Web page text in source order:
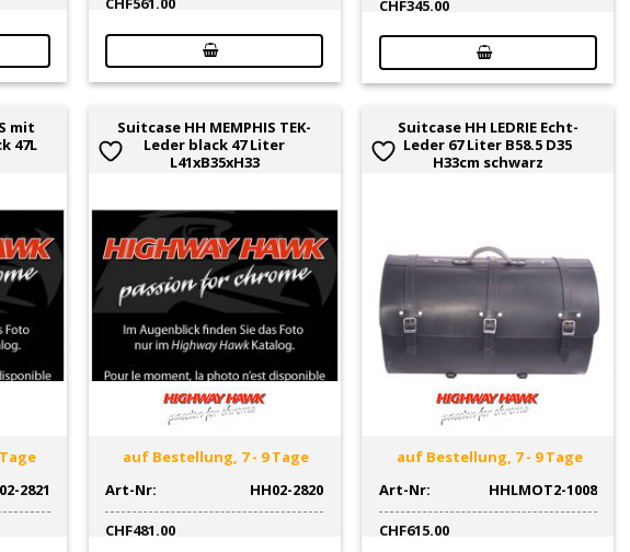
CHF345.00
mit
47L
2821
Suitcase HH MEMPHIS TEK-
Leder black 47 Liter
L41xB35xH33
auf Bestellung, 7 - 9 Tage
Art-Nr:
HH02-2820
CHF481.00
Suitcase HH LEDRIE Echt-
Leder 67 Liter B58.5 D35
H33cm schwarz
auf Bestellung, 7 - 9 Tage
Art-Nr:
HHLMOT2-1008
CHF615.00